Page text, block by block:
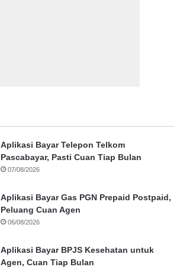
Aplikasi Bayar Telepon Telkom
Pascabayar, Pasti Cuan Tiap Bulan
07/08/2026
Aplikasi Bayar Gas PGN Prepaid Postpaid,
Peluang Cuan Agen
06/08/2026
Aplikasi Bayar BPJS Kesehatan untuk
Agen, Cuan Tiap Bulan